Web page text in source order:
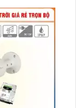
AHD, CVI, TVI
camera
nhất và có
Với công
bảo hiệu quả
Thêm vào
giúp cho
ánh sáng